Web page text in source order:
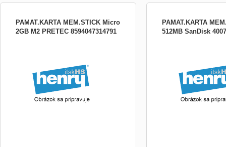
PAMAT.KARTA MEM.STICK Micro
2GB M2 PRETEC 8594047314791
PAMAT.KARTA
512MB SanDisk